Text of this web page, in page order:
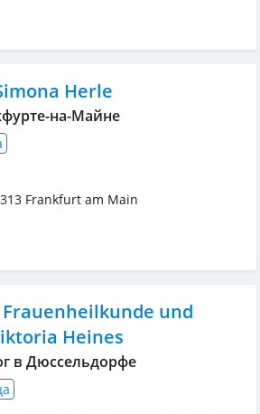
Herle
на-Майне
Frankfurt am Main
und
Heines
в Дюссельдорфе